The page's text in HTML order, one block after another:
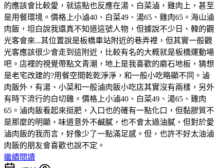
的應該會比較愛，就這點也反應在湯、白菜滷，雞肉上，甚至
是用餐環境。價格上小滷40、白菜49、湯65、雞肉65。海山滷
肉飯，坦白說我還真不知道這號人物，但據說不少日、韓的觀
光客會來...其位置說是板橋車站附近的巷弄裡，但其實一般觀
光客應該很少會走到這附近，比較有名的大概就是板橋運動場
吧。店裡的視覺帶點文青潮，地上是我喜歡的磨石地板，猜想
是老宅改建的?用餐空間乾乾淨淨，和一般小吃略顯不同。滷
肉飯外，有湯、小菜和一般滷肉飯小吃店其實沒有兩樣，另外
有時下流行的白切雞。價格上小滷40、白菜49、湯65、雞肉
65。滷肉飯看起來挺肥，入口也的確有一點化口，但黏膠質不
是那麼的明顯，味道意外不鹹膩，也不會太過油膩，但對於愛
滷肉飯的我而言，好像少了一點滿足感。但，也許不好太油滷
肉飯的朋友會喜歡也說不定。
繼續閱讀